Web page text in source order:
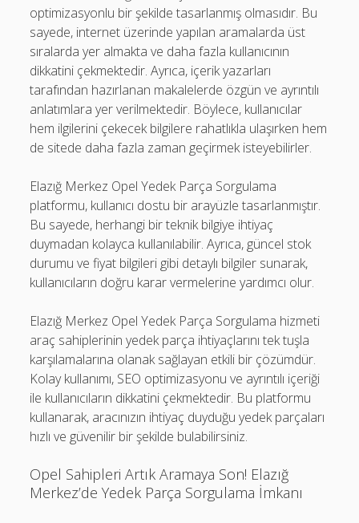
optimizasyonlu bir şekilde tasarlanmış olmasıdır. Bu
sayede, internet üzerinde yapılan aramalarda üst
sıralarda yer almakta ve daha fazla kullanıcının
dikkatini çekmektedir. Ayrıca, içerik yazarları
tarafından hazırlanan makalelerde özgün ve ayrıntılı
anlatımlara yer verilmektedir. Böylece, kullanıcılar
hem ilgilerini çekecek bilgilere rahatlıkla ulaşırken hem
de sitede daha fazla zaman geçirmek isteyebilirler.
Elazığ Merkez Opel Yedek Parça Sorgulama
platformu, kullanıcı dostu bir arayüzle tasarlanmıştır.
Bu sayede, herhangi bir teknik bilgiye ihtiyaç
duymadan kolayca kullanılabilir. Ayrıca, güncel stok
durumu ve fiyat bilgileri gibi detaylı bilgiler sunarak,
kullanıcıların doğru karar vermelerine yardımcı olur.
Elazığ Merkez Opel Yedek Parça Sorgulama hizmeti
araç sahiplerinin yedek parça ihtiyaçlarını tek tuşla
karşılamalarına olanak sağlayan etkili bir çözümdür.
Kolay kullanımı, SEO optimizasyonu ve ayrıntılı içeriği
ile kullanıcıların dikkatini çekmektedir. Bu platformu
kullanarak, aracınızın ihtiyaç duyduğu yedek parçaları
hızlı ve güvenilir bir şekilde bulabilirsiniz.
Opel Sahipleri Artık Aramaya Son! Elazığ
Merkez’de Yedek Parça Sorgulama İmkanı